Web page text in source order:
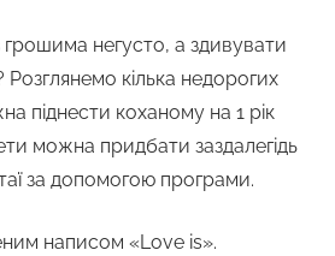
негусто, а здивувати
Розглянемо кілька недорогих
піднести коханому на 1 рік
можна придбати заздалегідь
за допомогою програми.
написом «Love is».